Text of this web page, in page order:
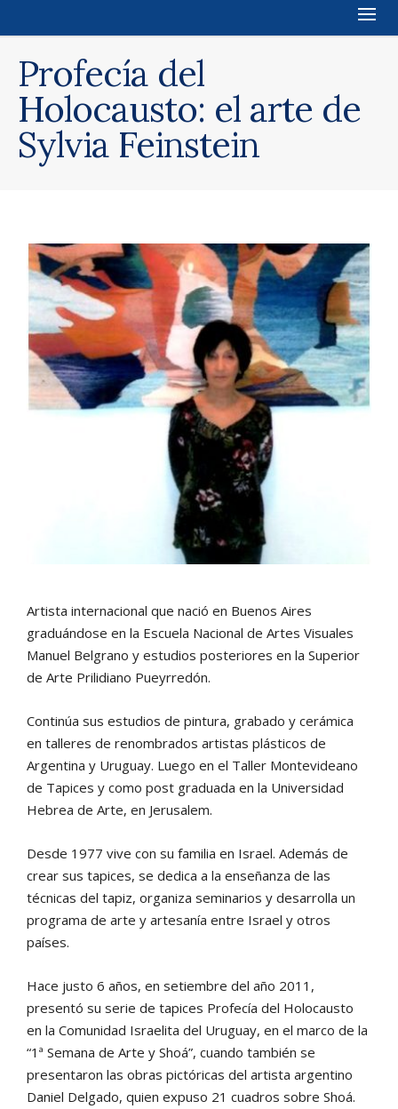
Profecía del
Holocausto: el arte de
Sylvia Feinstein
Artista internacional que nació en Buenos Aires
graduándose en la Escuela Nacional de Artes Visuales
Manuel Belgrano y estudios posteriores en la Superior
de Arte Prilidiano Pueyrredón.
Continúa sus estudios de pintura, grabado y cerámica
en talleres de renombrados artistas plásticos de
Argentina y Uruguay. Luego en el Taller Montevideano
de Tapices y como post graduada en la Universidad
Hebrea de Arte, en Jerusalem.
Desde 1977 vive con su familia en Israel. Además de
crear sus tapices, se dedica a la enseñanza de las
técnicas del tapiz, organiza seminarios y desarrolla un
programa de arte y artesanía entre Israel y otros
países.
Hace justo 6 años, en setiembre del año 2011,
presentó su serie de tapices Profecía del Holocausto
en la Comunidad Israelita del Uruguay, en el marco de la
“1ª Semana de Arte y Shoá”, cuando también se
presentaron las obras pictóricas del artista argentino
Daniel Delgado, quien expuso 21 cuadros sobre Shoá.